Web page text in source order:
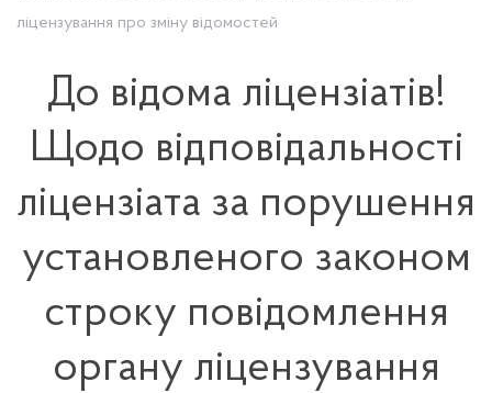
ліцензування про зміну відомостей
До відома ліцензіатів!
Щодо відповідальності
ліцензіата за порушення
установленого законом
строку повідомлення
органу ліцензування